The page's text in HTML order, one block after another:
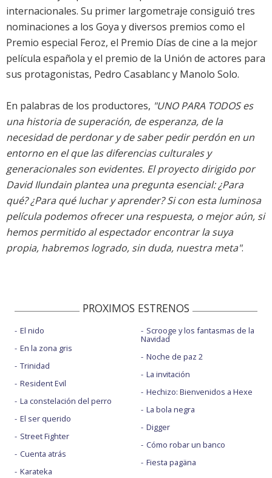
internacionales. Su primer largometraje consiguió tres
nominaciones a los Goya y diversos premios como el
Premio especial Feroz, el Premio Días de cine a la mejor
película española y el premio de la Unión de actores para
sus protagonistas, Pedro Casablanc y Manolo Solo.
En palabras de los productores, "UNO PARA TODOS es
una historia de superación, de esperanza, de la
necesidad de perdonar y de saber pedir perdón en un
entorno en el que las diferencias culturales y
generacionales son evidentes. El proyecto dirigido por
David Ilundain plantea una pregunta esencial: ¿Para
qué? ¿Para qué luchar y aprender? Si con esta luminosa
película podemos ofrecer una respuesta, o mejor aún, si
hemos permitido al espectador encontrar la suya
propia, habremos logrado, sin duda, nuestra meta".
PROXIMOS ESTRENOS
El nido
En la zona gris
Trinidad
Resident Evil
La constelación del perro
El ser querido
Street Fighter
Cuenta atrás
Karateka
Scrooge y los fantasmas de la
Navidad
Noche de paz 2
La invitación
Hechizo: Bienvenidos a Hexe
La bola negra
Digger
Cómo robar un banco
Fiesta pagäna